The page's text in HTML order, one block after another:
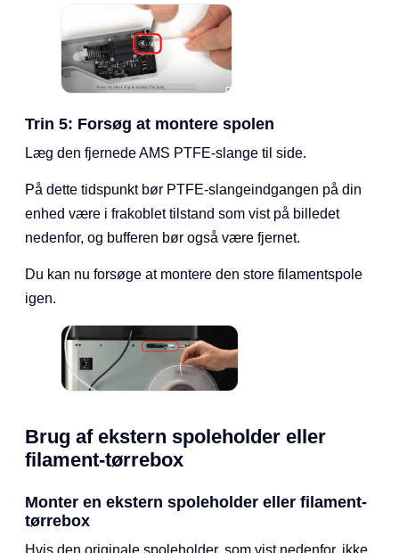
Trin 5: Forsøg at montere spolen
Læg den fjernede AMS PTFE-slange til side.
På dette tidspunkt bør PTFE-slangeindgangen på din
enhed være i frakoblet tilstand som vist på billedet
nedenfor, og bufferen bør også være fjernet.
Du kan nu forsøge at montere den store filamentspole
igen.
Brug af ekstern spoleholder eller
filament-tørrebox
Monter en ekstern spoleholder eller filament-
tørrebox